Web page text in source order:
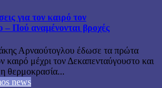
για τον καιρό τον
– Πού αναμένονται βροχές
Αρναούτογλου έδωσε τα πρώτα
καιρό μέχρι τον Δεκαπενταύγουστο και
θερμοκρασία...
news